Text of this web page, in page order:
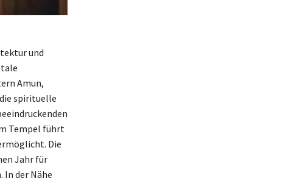
und
Amun,
spirituelle
Tempel führt
Die
Jahr für
In der Nähe